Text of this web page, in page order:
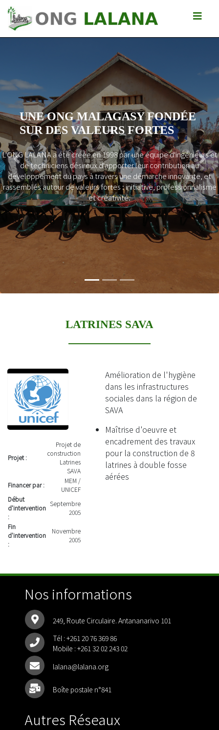
UNE ONG MALAGASY FONDÉE
SUR DES VALEURS FORTES
L'ONG LALANA a été créée en 1998 par une équipe d'ingénieurs et
de techniciens désireux d'apporter leur contribution au
développement du pays à travers une démarche innovante, et
rassemblés autour de valeurs fortes : initiative, professionnalisme
et créativité.
Previous Next
LATRINES SAVA
Projet :
Projet de
construction
Latrines
SAVA
Financer par :
MEM /
UNICEF
Début
d'intervention
:
Septembre
2005
Fin
d'intervention
:
Novembre
2005
Amélioration de l'hygiène
dans les infrastructures
sociales dans la région de
SAVA
Maîtrise d'oeuvre et
encadrement des travaux
pour la construction de 8
latrines à double fosse
aérées
Nos informations
249, Route Circulaire. Antananarivo 101
Tél : +261 20 76 369 86
Mobile : +261 32 02 243 02
lalana@lalana.org
Boîte postale n°841
Autres Réseaux